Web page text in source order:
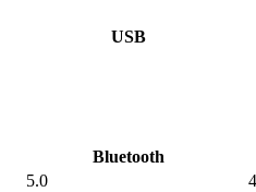
USB
Bluetooth
5.0